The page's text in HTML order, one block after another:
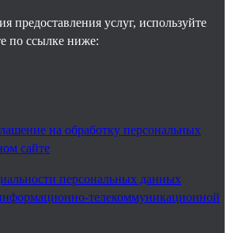
предоставления услуг, используйте
по ссылке ниже:
на обработку персональных
сайте
персональных данных
телекоммуникационной